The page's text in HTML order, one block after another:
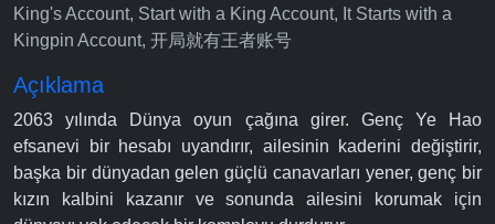
King's Account, Start with a King Account, It Starts with a
Kingpin Account, 开局就有王者账号
Açıklama
2063 yılında Dünya oyun çağına girer. Genç Ye Hao
efsanevi bir hesabı uyandırır, ailesinin kaderini değiştirir,
başka bir dünyadan gelen güçlü canavarları yener, genç bir
kızın kalbini kazanır ve sonunda ailesini korumak için